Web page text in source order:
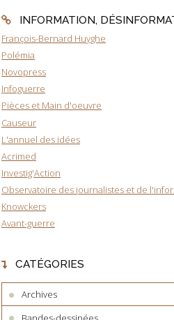
INFORMATION,
François-Bernard Huyghe
Polémia
Novopress
Infoguerre
Pièces et Main d'oeuvre
Causeur
L'annuel des idées
Acrimed
Investig'Action
Observatoire des journalistes et de
Knowckers
Avant-guerre
CATÉGORIES
Archives